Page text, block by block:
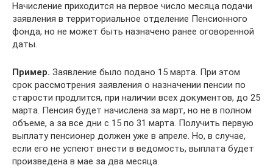
Начисление приходится на первое число месяца подачи
заявления в территориальное отделение Пенсионного
фонда, но не может быть назначено ранее оговоренной
даты.
Пример. Заявление было подано 15 марта. При этом
срок рассмотрения заявления о назначении пенсии по
старости продлится, при наличии всех документов, до 25
марта. Пенсия будет начислена за март, но не в полном
объеме, а за все дни с 15 по 31 марта. Получить первую
выплату пенсионер должен уже в апреле. Но, в случае,
если его не успеют внести в ведомость, выплата будет
произведена в мае за два месяца.